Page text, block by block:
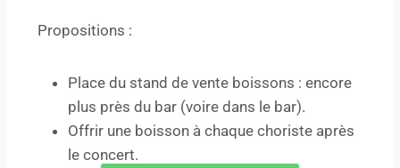
Propositions :
Place du stand de vente boissons : encore
plus près du bar (voire dans le bar).
Offrir une boisson à chaque choriste après
le concert.